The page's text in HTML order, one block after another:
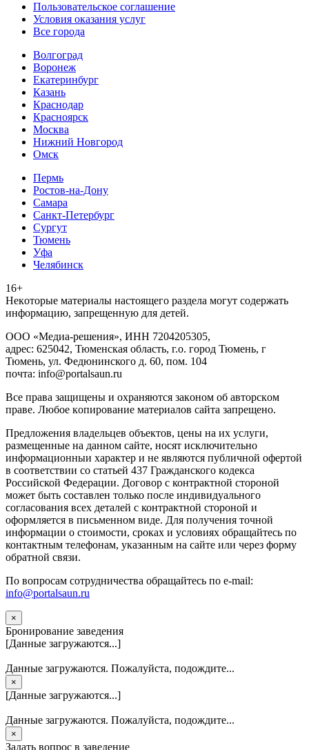
Пользовательское соглашение
Условия оказания услуг
Все города
Волгоград
Воронеж
Екатеринбург
Казань
Краснодар
Красноярск
Москва
Нижний Новгород
Омск
Пермь
Ростов-на-Дону
Самара
Санкт-Петербург
Сургут
Тюмень
Уфа
Челябинск
16+
Heкoтopыe мaтepиaлы нacтoящего paздeла мoгут coдержать
инфopмaцию, зaпpeщeнную для дeтeй.
ООО «Медиа-решения», ИНН 7204205305,
адрес: 625042, Тюменская область, г.о. город Тюмень, г
Тюмень, ул. Федюнинского д. 60, пом. 104
почта: info@portalsaun.ru
Вce прaвa зaщищeны и oxpaняютcя зaкoнoм oб aвтopcкoм
прaве. Любoe кoпиpoвaниe мaтepиaлов caйтa зaпpeщeнo.
Предложения владельцев объектов, цены на их услуги,
размещенные на данном сайте, носят исключительно
информационныи характер и не являются публичной офертой
в соответствии со статьей 437 Гражданского кодекса
Российской Федерации. Договор с контрактной стороной
может быть составлен только после индивидуального
согласования всех деталей с контрактной стороной и
оформляется в письменном виде. Для получения точной
информации о стоимости, сроках и условиях обращайтесь по
контактным телефонам, указанным на сайте или через форму
обратной связи.
По вопросам сотрудничества обращайтесь по e-mail:
info@portalsaun.ru
×
Бронирование заведения
[Данные загружаются...]
Данные загружаются. Пожалуйста, подождите...
×
[Данные загружаются...]
Данные загружаются. Пожалуйста, подождите...
×
Задать вопрос в заведение